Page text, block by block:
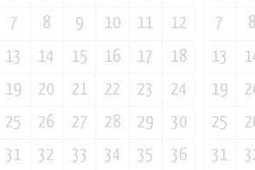
7
8 9 10 11
12
13
14 15 16 17
18
19
20 21 22 23
24
25
26 27 28 29
30
31
32 33 34 35
36
7
8
13
19
25
31